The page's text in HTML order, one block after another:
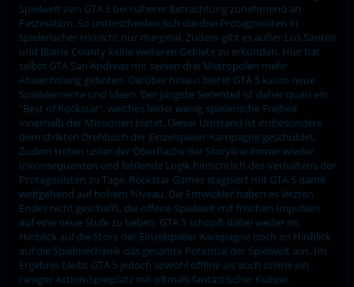
Spielwelt von GTA 5 bei näherer Betrachtung zunehmend an
Faszination. So unterscheiden sich die drei Protagonisten in
spielerischer Hinsicht nur marginal. Zudem gibt es außer Los Santos
und Blaine County keine weiteren Gebiete zu erkunden. Hier hat
selbst GTA San Andreas mit seinen drei Metropolen mehr
Abwechslung geboten. Darüber hinaus bietet GTA 5 kaum neue
Spielelemente und Ideen. Der jüngste Serienteil ist daher quasi ein
"Best of Rockstar", welches leider wenig spielerische Freiheit
innerhalb der Missionen bietet. Dieser Umstand ist insbesondere
dem strikten Drehbuch der Einzelspieler-Kampagne geschuldet.
Zudem treten unter der Oberfläche der Storyline immer wieder
Inkonsequenzen und fehlende Logik hinsichtlich des Verhaltens der
Protagonisten zu Tage. Rockstar Games stagniert mit GTA 5 damit
weitgehend auf hohem Niveau. Die Entwickler haben es letzten
Endes nicht geschafft, die offene Spielwelt mit frischen Impulsen
auf eine neue Stufe zu heben. GTA 5 schöpft dabei weder im
Hinblick auf die Story der Einzelspieler-Kampagne noch im Hinblick
auf die Spielmechanik das gesamte Potential der Spielwelt aus. Im
Ergebnis bleibt GTA 5 jedoch sowohl offline als auch online ein
riesiger Action-Spielplatz mit oftmals fantastischer Kulisse.